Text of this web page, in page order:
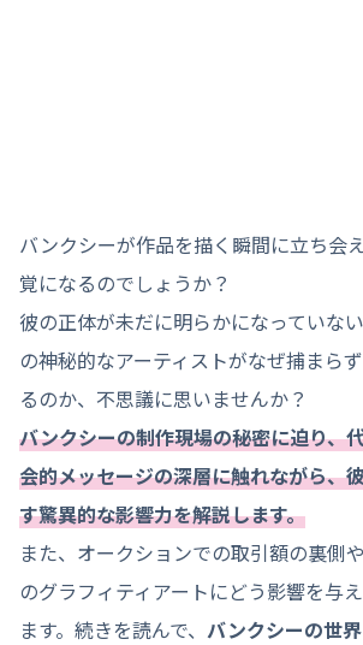
バンクシーが作品を描く瞬間に立ち会
覚になるのでしょうか？
彼の正体が未だに明らかになっていな
の神秘的なアーティストがなぜ捕まら
るのか、不思議に思いませんか？
バンクシーの制作現場の秘密に迫り、
会的メッセージの深層に触れながら、
す驚異的な影響力を解説します。
また、オークションでの取引額の裏側
のグラフィティアートにどう影響を与
ます。続きを読んで、 バンクシーの世